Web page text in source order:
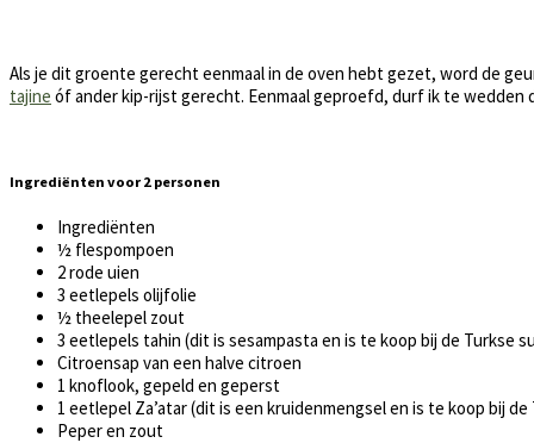
Als je dit groente gerecht eenmaal in de oven hebt gezet, word de
tajine óf ander kip-rijst gerecht. Eenmaal geproefd, durf ik te
Ingrediënten voor 2 personen
Ingrediënten
½ flespompoen
2 rode uien
3 eetlepels olijfolie
½ theelepel zout
3 eetlepels tahin (dit is sesampasta en is te koop bij de Turkse
Citroensap van een halve citroen
1 knoflook, gepeld en geperst
1 eetlepel Za’atar (dit is een kruidenmengsel en is te koop bij
Peper en zout